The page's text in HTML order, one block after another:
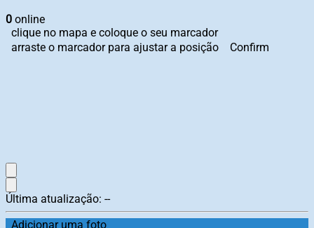
0 online
clique no mapa e coloque o seu marcador
arraste o marcador para ajustar a posição
Confirm
Última atualização: --
Adicionar uma foto